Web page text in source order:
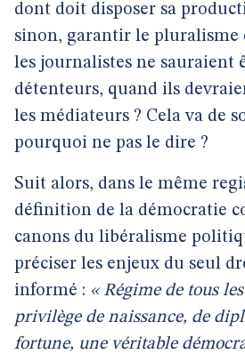
dont doit disposer sa
sinon, garantir le pluralisme
les journalistes ne sauraient
détenteurs, quand ils
les médiateurs ? Cela va de
pourquoi ne pas le dire ?
Suit alors, dans le même
définition de la démocratie
canons du libéralisme
préciser les enjeux du seul
informé : « Régime de tous
privilège de naissance, de
fortune, une véritable